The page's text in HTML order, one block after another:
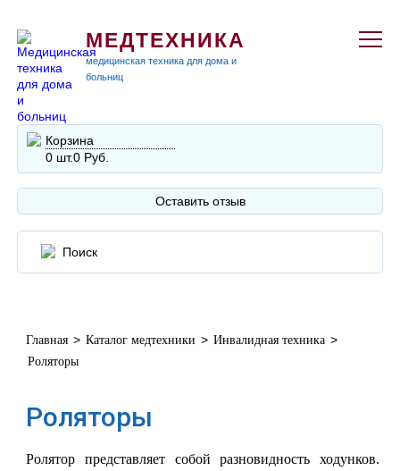
МЕДТЕХНИКА
медицинская техника для дома и
больниц
Корзина
0 шт.0 Руб.
Оставить отзыв
Главная > Каталог медтехники > Инвалидная техника >
Роляторы
Роляторы
Ролятор представляет собой разновидность ходунков.